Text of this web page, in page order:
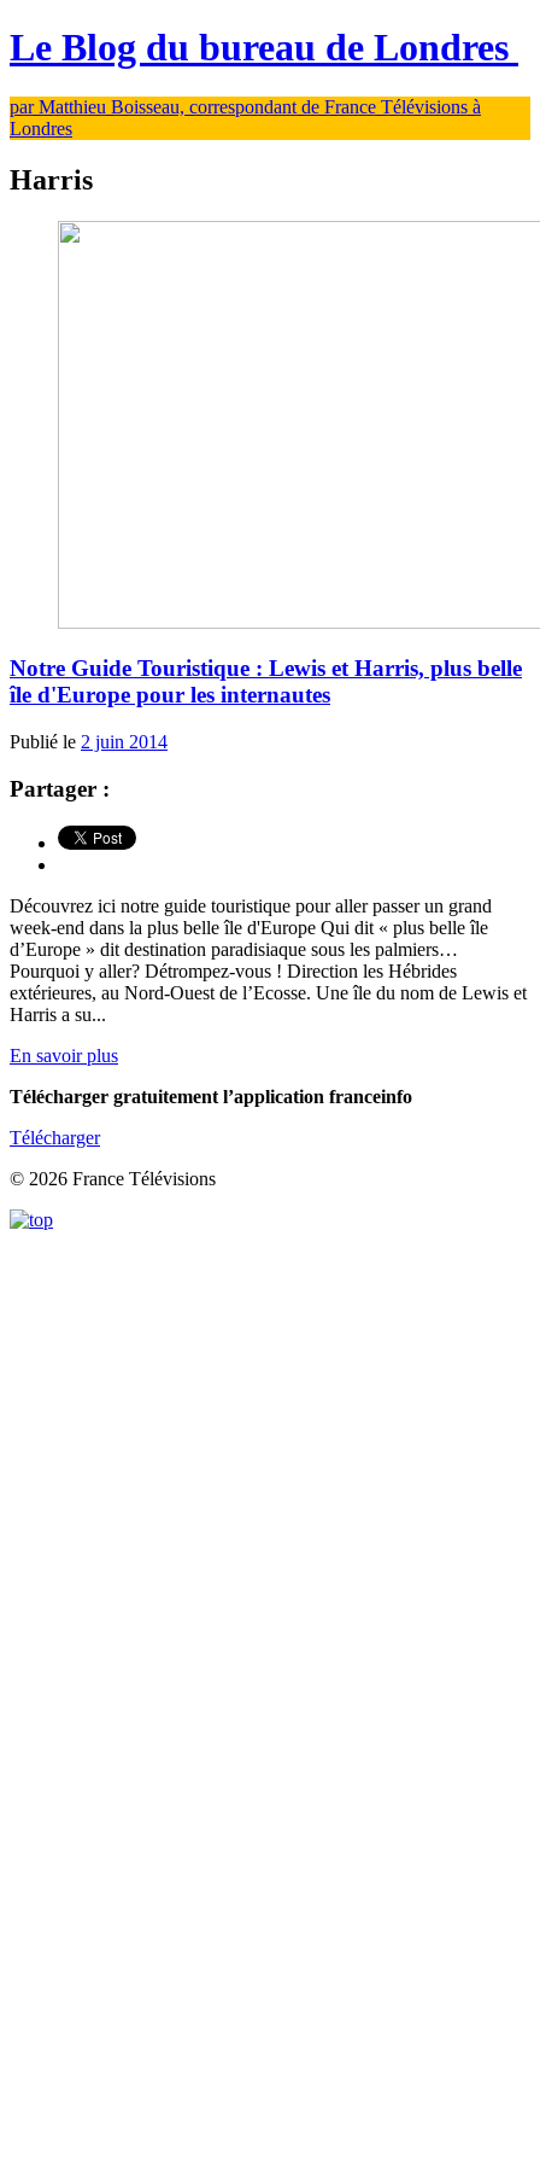
Le Blog du bureau de Londres
par Matthieu Boisseau, correspondant de France Télévisions à
Londres
Harris
Notre Guide Touristique : Lewis et Harris, plus belle
île d'Europe pour les internautes
Publié le 2 juin 2014
Partager :
Découvrez ici notre guide touristique pour aller passer un grand
week-end dans la plus belle île d'Europe Qui dit « plus belle île
d’Europe » dit destination paradisiaque sous les palmiers…
Pourquoi y aller? Détrompez-vous ! Direction les Hébrides
extérieures, au Nord-Ouest de l’Ecosse. Une île du nom de Lewis et
Harris a su...
En savoir plus
Télécharger gratuitement l’application franceinfo
Télécharger
© 2026 France Télévisions